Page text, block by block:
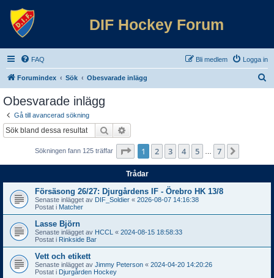
DIF Hockey Forum
FAQ Logga in
Bli medlem
Forumindex Sök Obesvarade inlägg
Obesvarade inlägg
Gå till avancerad sökning
Sök
Sökningen fann 125 träffar Sida av 7
1 2 3 4 5 7
Trådar
Försäsong 26/27: Djurgårdens IF - Örebro HK 13/8
Senaste inlägget av DIF_Soldier « 2026-08-07 14:16:38
Postat i Matcher
Lasse Björn
Senaste inlägget av HCCL « 2024-08-15 18:58:33
Postat i Rinkside Bar
Vett och etikett
Senaste inlägget av Jimmy Peterson « 2024-04-20 14:20:26
Postat i Djurgården Hockey